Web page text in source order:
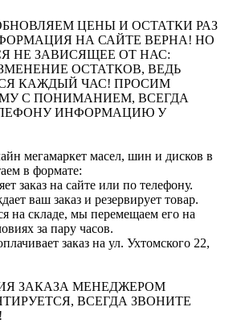
ЦЕНЫ И ОСТАТКИ РАЗ
НА САЙТЕ ВЕРНА! НО
НЕ ЗАВИСЯЩЕЕ ОТ НАС:
ОСТАТКОВ, ВЕДЬ
КАЖДЫЙ ЧАС! ПРОСИМ
С ПОНИМАНИЕМ, ВСЕГДА
ИНФОРМАЦИЮ У
мегамаркет масел, шин и дисков в
в формате:
заказ на сайте или по телефону.
ваш заказ и резервирует товар.
на складе, мы перемещаем его на
за пару часов.
заказ на ул. Ухтомского 22,
ЗАКАЗА МЕНЕДЖЕРОМ
ВСЕГДА ЗВОНИТЕ